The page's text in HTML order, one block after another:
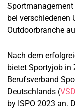
Sportmanagement
bei verschiedenen
Outdoorbranche
Nach dem
bietet Sportyjob in
Berufsverband
Deutschlands (VSD
by ISPO 2023 an.